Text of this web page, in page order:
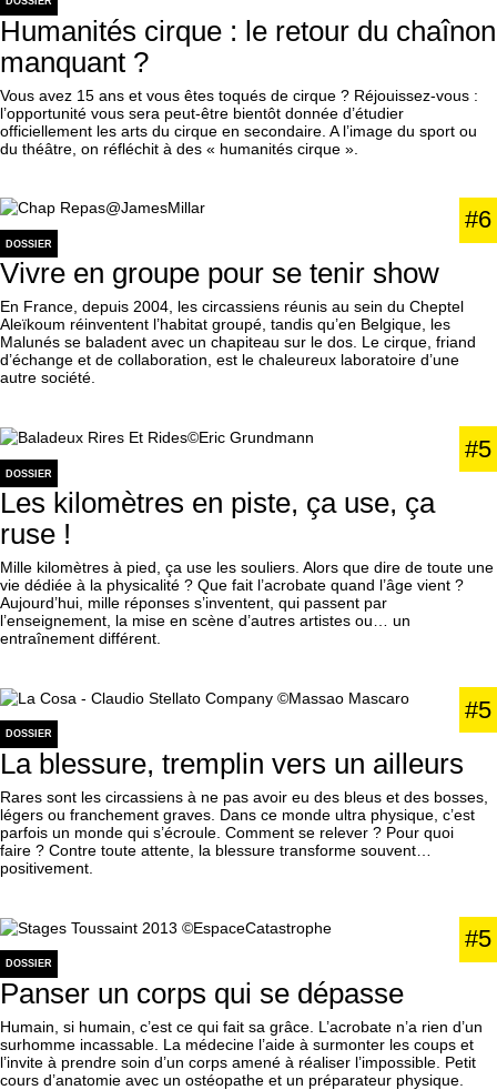
Humanités cirque : le retour du chaînon
manquant ?
Vous avez 15 ans et vous êtes toqués de cirque ? Réjouissez-vous :
l’opportunité vous sera peut-être bientôt donnée d’étudier
officiellement les arts du cirque en secondaire. A l’image du sport ou
du théâtre, on réfléchit à des « humanités cirque ».
#6
DOSSIER
Vivre en groupe pour se tenir show
En France, depuis 2004, les circassiens réunis au sein du Cheptel
Aleïkoum réinventent l’habitat groupé, tandis qu’en Belgique, les
Malunés se baladent avec un chapiteau sur le dos. Le cirque, friand
d’échange et de collaboration, est le chaleureux laboratoire d’une
autre société.
#5
DOSSIER
Les kilomètres en piste, ça use, ça
ruse !
Mille kilomètres à pied, ça use les souliers. Alors que dire de toute une
vie dédiée à la physicalité ? Que fait l’acrobate quand l’âge vient ?
Aujourd’hui, mille réponses s’inventent, qui passent par
l’enseignement, la mise en scène d’autres artistes ou… un
entraînement différent.
#5
DOSSIER
La blessure, tremplin vers un ailleurs
Rares sont les circassiens à ne pas avoir eu des bleus et des bosses,
légers ou franchement graves. Dans ce monde ultra physique, c’est
parfois un monde qui s’écroule. Comment se relever ? Pour quoi
faire ? Contre toute attente, la blessure transforme souvent…
positivement.
#5
DOSSIER
Panser un corps qui se dépasse
Humain, si humain, c’est ce qui fait sa grâce. L’acrobate n’a rien d’un
surhomme incassable. La médecine l’aide à surmonter les coups et
l’invite à prendre soin d’un corps amené à réaliser l’impossible. Petit
cours d’anatomie avec un ostéopathe et un préparateur physique.